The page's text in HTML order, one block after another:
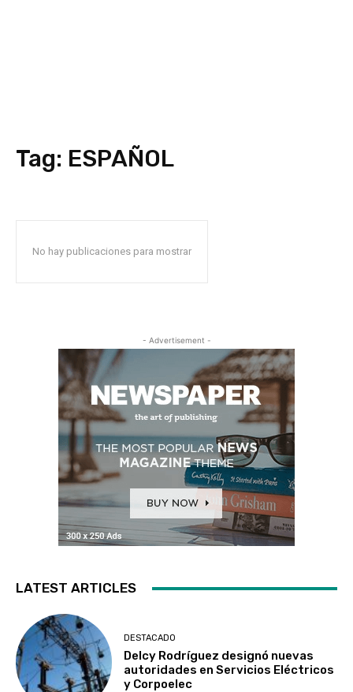
Tag: ESPAÑOL
No hay publicaciones para mostrar
- Advertisement -
LATEST ARTICLES
DESTACADO
Delcy Rodríguez designó nuevas
autoridades en Servicios Eléctricos
y Corpoelec